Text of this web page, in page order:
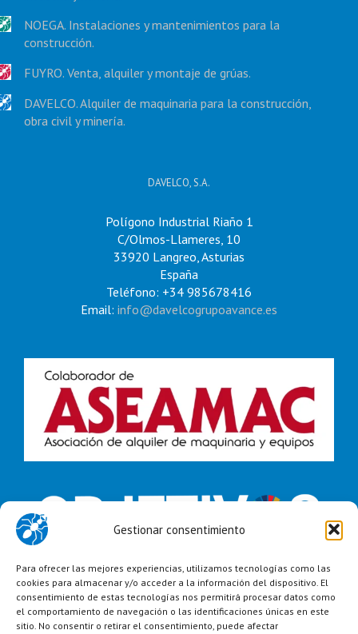
Gestionar consentimiento
Para ofrecer las mejores experiencias, utilizamos tecnologías como las
cookies para almacenar y/o acceder a la información del dispositivo. El
consentimiento de estas tecnologías nos permitirá procesar datos como
el comportamiento de navegación o las identificaciones únicas en este
sitio. No consentir o retirar el consentimiento, puede afectar
NOEGA. Instalaciones y mantenimientos para la
construcción.
FUYRO. Venta, alquiler y montaje de grúas.
DAVELCO. Alquiler de maquinaria para la construcción,
obra civil y minería.
DAVELCO, S.A.
Polígono Industrial Riaño 1
C/Olmos-Llameres, 10
33920 Langreo, Asturias
España
Teléfono: +34 985678416
Email: info@davelcogrupoavance.es